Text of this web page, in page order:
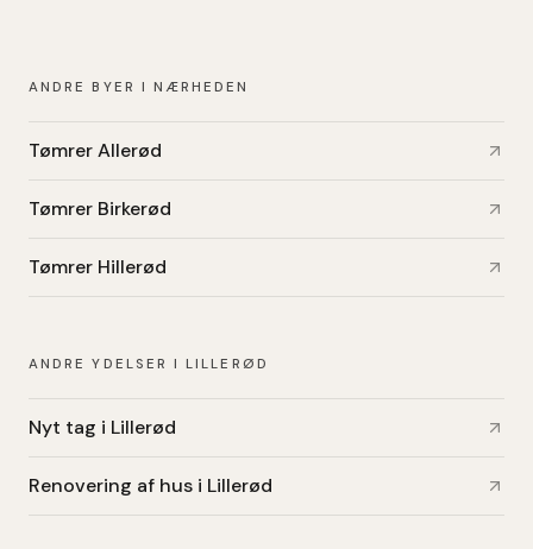
ANDRE BYER I NÆRHEDEN
Tømrer Allerød
Tømrer Birkerød
Tømrer Hillerød
ANDRE YDELSER I LILLERØD
Nyt tag i Lillerød
Renovering af hus i Lillerød